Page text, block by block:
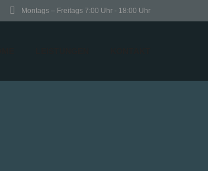
Montags – Freitags 7:00 Uhr - 18:00 Uhr